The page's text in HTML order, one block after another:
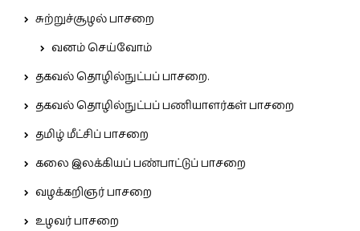
சுற்றுச்சூழல் பாசறை
வனம் செய்வோம்
தகவல் தொழில்நுட்பப் பாசறை.
தகவல் தொழில்நுட்பப் பணியாளர்கள் பாசறை
தமிழ் மீட்சிப் பாசறை
கலை இலக்கியப் பண்பாட்டுப் பாசறை
வழக்கறிஞர் பாசறை
உழவர் பாசறை